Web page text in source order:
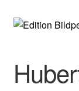
Zur
Zum